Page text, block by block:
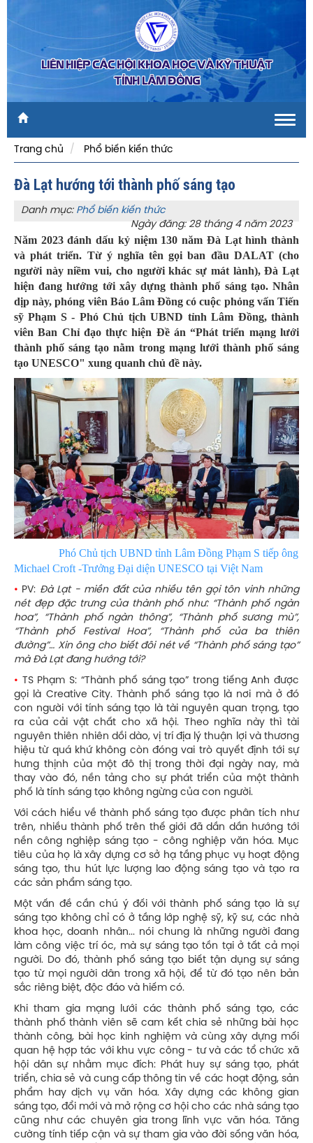
LIÊN HIỆP CÁC HỘI KHOA HỌC VÀ KỸ THUẬT
TỈNH LÂM ĐỒNG
Trang chủ
Phổ biến kiến thức
Đà Lạt hướng tới thành phố sáng tạo
Danh mục: Phổ biến kiến thức
Ngày đăng: 28 tháng 4 năm 2023
Năm 2023 đánh dấu kỷ niệm 130 năm Đà Lạt hình thành
và phát triển. Từ ý nghĩa tên gọi ban đầu DALAT (cho
người này niềm vui, cho người khác sự mát lành), Đà Lạt
hiện đang hướng tới xây dựng thành phố sáng tạo. Nhân
dịp này, phóng viên Báo Lâm Đồng có cuộc phỏng vấn Tiến
sỹ Phạm S - Phó Chủ tịch UBND tỉnh Lâm Đồng, thành
viên Ban Chỉ đạo thực hiện Đề án “Phát triển mạng lưới
thành phố sáng tạo nằm trong mạng lưới thành phố sáng
tạo UNESCO" xung quanh chủ đề này.
Phó Chủ tịch UBND tỉnh Lâm Đồng Phạm S tiếp ông
Michael Croft -Trưởng Đại diện UNESCO tại Việt Nam
• PV: Đà Lạt - miền đất của nhiều tên gọi tôn vinh những
nét đẹp đặc trưng của thành phố như: “Thành phố ngàn
hoa”, “Thành phố ngàn thông”, “Thành phố sương mù”,
“Thành phố Festival Hoa”, “Thành phố của ba thiên
đường”… Xin ông cho biết đôi nét về “Thành phố sáng tạo”
mà Đà Lạt đang hướng tới?
•
TS Phạm S: “Thành phố sáng tạo” trong tiếng Anh được
gọi là Creative City. Thành phố sáng tạo là nơi mà ở đó
con người với tính sáng tạo là tài nguyên quan trọng, tạo
ra của cải vật chất cho xã hội. Theo nghĩa này thì tài
nguyên thiên nhiên dồi dào, vị trí địa lý thuận lợi và thương
hiệu từ quá khứ không còn đóng vai trò quyết định tới sự
hưng thịnh của một đô thị trong thời đại ngày nay, mà
thay vào đó, nền tảng cho sự phát triển của một thành
phố là tính sáng tạo không ngừng của con người.
Với cách hiểu về thành phố sáng tạo được phân tích như
trên, nhiều thành phố trên thế giới đã dần dần hướng tới
nền công nghiệp sáng tạo - công nghiệp văn hóa. Mục
tiêu của họ là xây dựng cơ sở hạ tầng phục vụ hoạt động
sáng tạo, thu hút lực lượng lao động sáng tạo và tạo ra
các sản phẩm sáng tạo.
Một vấn đề cần chú ý đối với thành phố sáng tạo là sự
sáng tạo không chỉ có ở tầng lớp nghệ sỹ, kỹ sư, các nhà
khoa học, doanh nhân... nói chung là những người đang
làm công việc trí óc, mà sự sáng tạo tồn tại ở tất cả mọi
người. Do đó, thành phố sáng tạo biết tận dụng sự sáng
tạo từ mọi người dân trong xã hội, để từ đó tạo nên bản
sắc riêng biệt, độc đáo và hiếm có.
Khi tham gia mạng lưới các thành phố sáng tạo, các
thành phố thành viên sẽ cam kết chia sẻ những bài học
thành công, bài học kinh nghiệm và cùng xây dựng mối
quan hệ hợp tác với khu vực công - tư và các tổ chức xã
hội dân sự nhằm mục đích: Phát huy sự sáng tạo, phát
triển, chia sẻ và cung cấp thông tin về các hoạt động, sản
phẩm hay dịch vụ văn hóa. Xây dựng các không gian
sáng tạo, đổi mới và mở rộng cơ hội cho các nhà sáng tạo
cũng như các chuyên gia trong lĩnh vực văn hóa. Tăng
cường tính tiếp cận và sự tham gia vào đời sống văn hóa,